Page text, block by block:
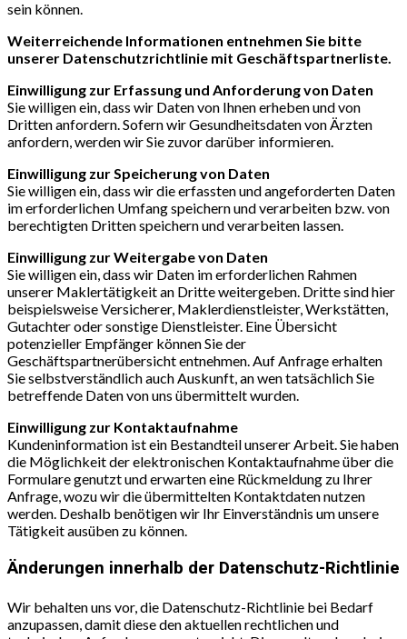
sein können.
Weiterreichende Informationen entnehmen Sie bitte
unserer Datenschutzrichtlinie mit Geschäftspartnerliste.
Einwilligung zur Erfassung und Anforderung von Daten
Sie willigen ein, dass wir Daten von Ihnen erheben und von
Dritten anfordern. Sofern wir Gesundheitsdaten von Ärzten
anfordern, werden wir Sie zuvor darüber informieren.
Einwilligung zur Speicherung von Daten
Sie willigen ein, dass wir die erfassten und angeforderten Daten
im erforderlichen Umfang speichern und verarbeiten bzw. von
berechtigten Dritten speichern und verarbeiten lassen.
Einwilligung zur Weitergabe von Daten
Sie willigen ein, dass wir Daten im erforderlichen Rahmen
unserer Maklertätigkeit an Dritte weitergeben. Dritte sind hier
beispielsweise Versicherer, Maklerdienstleister, Werkstätten,
Gutachter oder sonstige Dienstleister. Eine Übersicht
potenzieller Empfänger können Sie der
Geschäftspartnerübersicht entnehmen. Auf Anfrage erhalten
Sie selbstverständlich auch Auskunft, an wen tatsächlich Sie
betreffende Daten von uns übermittelt wurden.
Einwilligung zur Kontaktaufnahme
Kundeninformation ist ein Bestandteil unserer Arbeit. Sie haben
die Möglichkeit der elektronischen Kontaktaufnahme über die
Formulare genutzt und erwarten eine Rückmeldung zu Ihrer
Anfrage, wozu wir die übermittelten Kontaktdaten nutzen
werden. Deshalb benötigen wir Ihr Einverständnis um unsere
Tätigkeit ausüben zu können.
Änderungen innerhalb der Datenschutz-Richtlinie
Wir behalten uns vor, die Datenschutz-Richtlinie bei Bedarf
anzupassen, damit diese den aktuellen rechtlichen und